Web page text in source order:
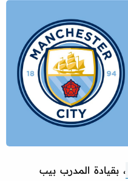
، بقيادة المدرب بيب